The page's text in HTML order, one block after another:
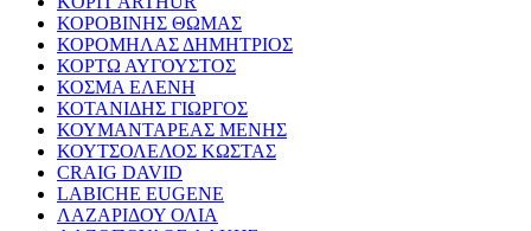
ΚΟΡΟΒΙΝΗΣ ΘΩΜΑΣ
ΚΟΡΟΜΗΛΑΣ ΔΗΜΗΤΡΙΟΣ
ΚΟΡΤΩ ΑΥΓΟΥΣΤΟΣ
ΚΟΣΜΑ ΕΛΕΝΗ
ΚΟΤΑΝΙΔΗΣ ΓΙΩΡΓΟΣ
ΚΟΥΜΑΝΤΑΡΕΑΣ ΜΕΝΗΣ
ΚΟΥΤΣΟΛΕΛΟΣ ΚΩΣΤΑΣ
CRAIG DAVID
LABICHE EUGENE
ΛΑΖΑΡΙΔΟΥ ΟΛΙΑ